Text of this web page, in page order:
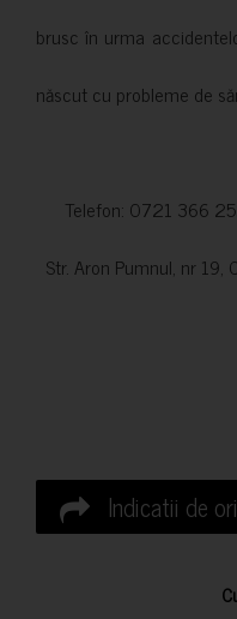
brusc în urma
născut cu probleme de
Telefon: 0721
Str. Aron Pumnul, nr 19,
Indicatii de